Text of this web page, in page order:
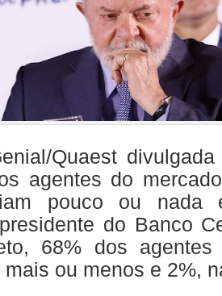
Quaest
agentes do
pouco ou nada
do Banco
68% dos agentes
ou menos e 2%,